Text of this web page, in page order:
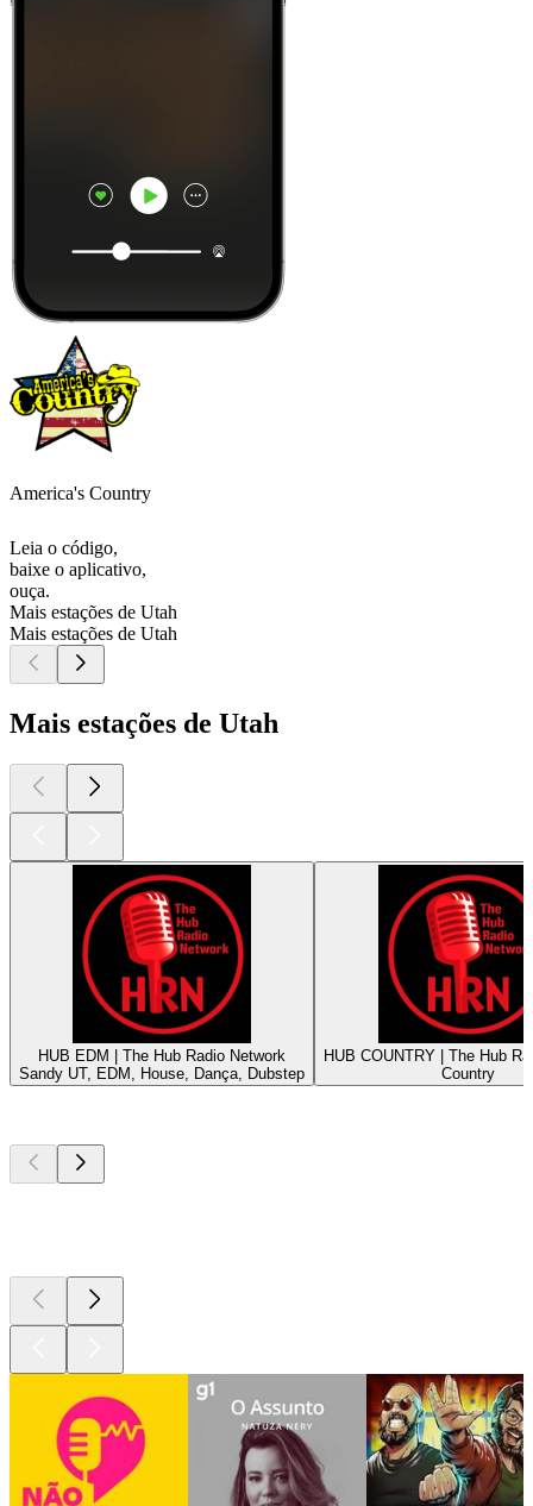
America's Country
Leia o código,
baixe o aplicativo,
ouça.
Mais estações de Utah
Mais estações de Utah
Mais estações de Utah
HUB EDM | The Hub Radio Network
Sandy UT, EDM, House, Dança, Dubstep
HUB COUNTRY | The Hub
Country